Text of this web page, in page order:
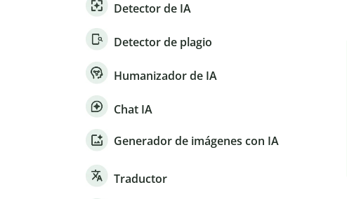
Detector de IA
Detector de plagio
Humanizador de IA
Chat IA
Generador de imágenes con IA
Traductor